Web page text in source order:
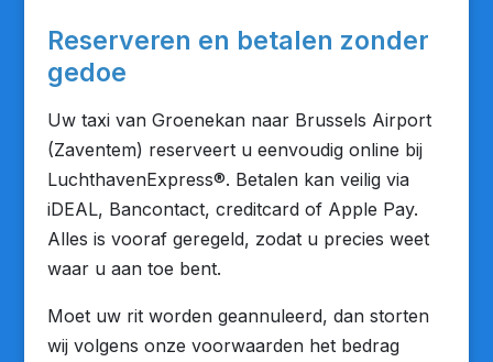
Reserveren en betalen zonder
gedoe
Uw taxi van Groenekan naar Brussels Airport
(Zaventem) reserveert u eenvoudig online bij
LuchthavenExpress®. Betalen kan veilig via
iDEAL, Bancontact, creditcard of Apple Pay.
Alles is vooraf geregeld, zodat u precies weet
waar u aan toe bent.
Moet uw rit worden geannuleerd, dan storten
wij volgens onze voorwaarden het bedrag